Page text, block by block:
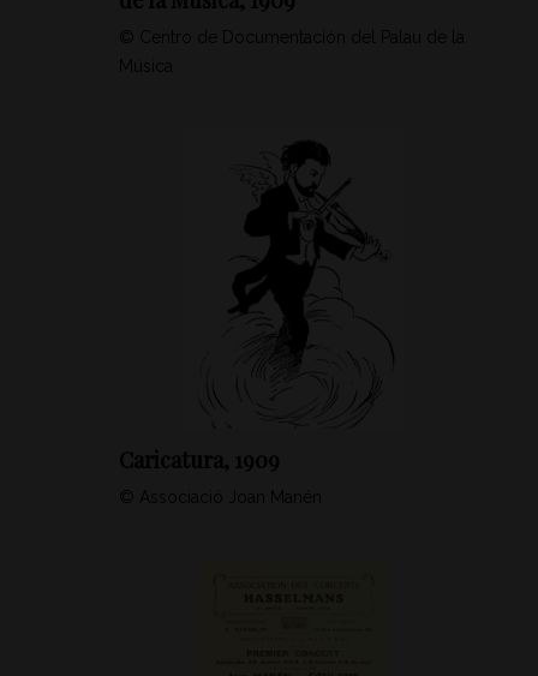
© Centro de Documentación del Palau de la
Música
Caricatura, 1909
© Associació Joan Manén